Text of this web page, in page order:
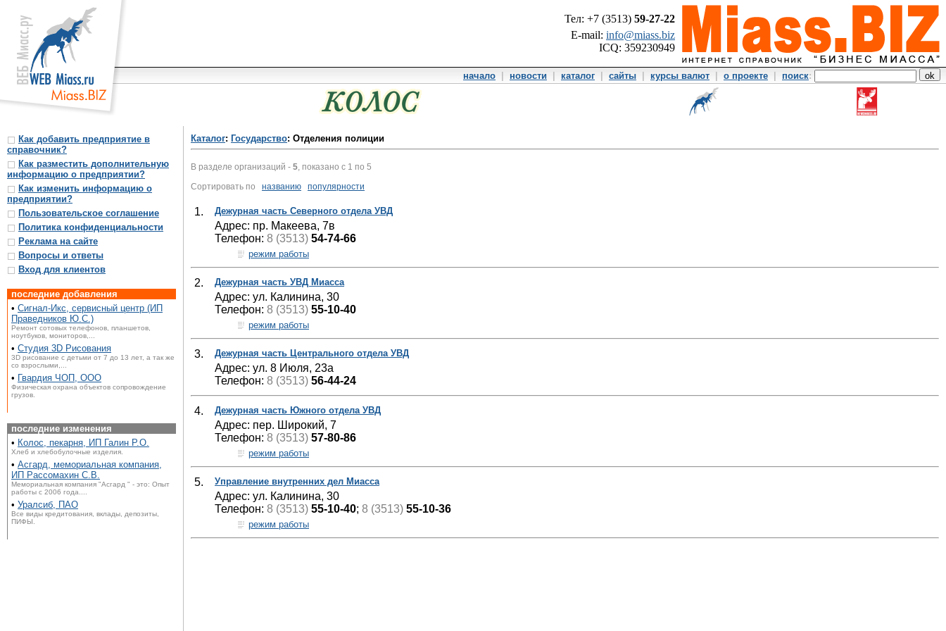
Тел: +7 (3513) 59-27-22
E-mail: info@miass.biz
ICQ: 359230949
начало новости каталог| сайты курсы валют о проекте поиск:
Как добавить предприятие в
справочник?
Как разместить дополнительную
информацию о предприятии?
Как изменить информацию о
предприятии?
Пользовательское соглашение
Политика конфиденциальности
Реклама на сайте
Вопросы и ответы
Вход для клиентов
последние добавления
• Сигнал-Икс, сервисный центр (ИП
Праведников Ю.С.)
Ремонт сотовых телефонов, планшетов,
ноутбуков, мониторов,...
• Студия 3D Рисования
3D рисование с детьми от 7 до 13 лет, а так же
со взрослыми,...
• Гвардия ЧОП, ООО
Физическая охрана объектов сопровождение
грузов.
последние изменения
• Колос, пекарня, ИП Галин Р.О.
Хлеб и хлебобулочные изделия.
• Асгард, мемориальная компания,
ИП Рассомахин С.В.
Мемориальная компания "Асгард " - это: Опыт
работы с 2006 года....
• Уралсиб, ПАО
Все виды кредитования, вклады, депозиты,
ПИФЫ.
Каталог: Государство: Отделения полиции
В разделе организаций - 5 , показано с 1 по 5
Сортировать по названию популярности
1. Дежурная часть Северного отдела УВД
Адрес: пр. Макеева, 7в
Телефон: 8 (3513) 54-74-66
режим работы
2. Дежурная часть УВД Миасса
Адрес: ул. Калинина, 30
Телефон: 8 (3513) 55-10-40
режим работы
3. Дежурная часть Центрального отдела УВД
Адрес: ул. 8 Июля, 23а
Телефон: 8 (3513) 56-44-24
4. Дежурная часть Южного отдела УВД
Адрес: пер. Широкий, 7
Телефон: 8 (3513) 57-80-86
режим работы
5. Управление внутренних дел Миасса
Адрес: ул. Калинина, 30
Телефон: 8 (3513) 55-10-40; 8 (3513) 55-10-36
режим работы